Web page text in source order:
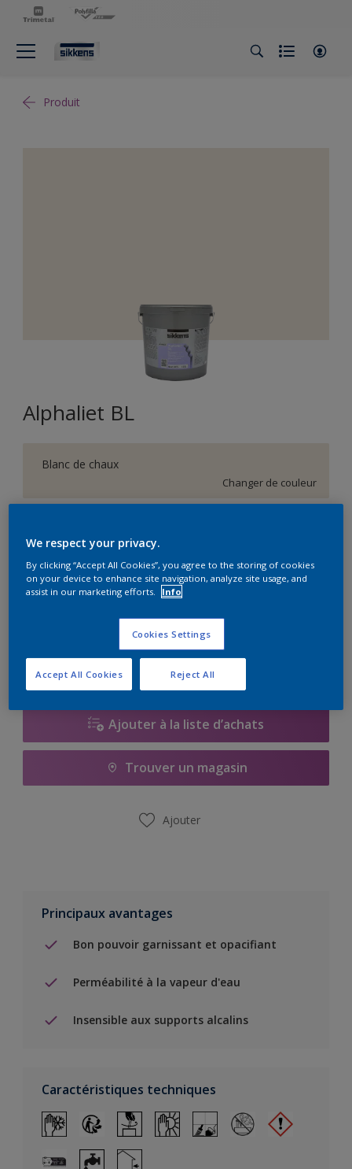
Produit
Alphaliet BL
Blanc de chaux
Changer de couleur
5L
Quantité Calculateur de peinture
Ajouter à la liste d’achats
Trouver un magasin
Ajouter
Principaux avantages
Bon pouvoir garnissant et opacifiant
Perméabilité à la vapeur d'eau
Insensible aux supports alcalins
Caractéristiques techniques
We respect your privacy.
By clicking “Accept All Cookies”, you agree to the storing of cookies
on your device to enhance site navigation, analyze site usage, and
assist in our marketing efforts.
Info
Cookies Settings
Reject All
Accept All Cookies